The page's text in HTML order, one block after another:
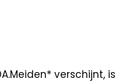
verschijnt, is